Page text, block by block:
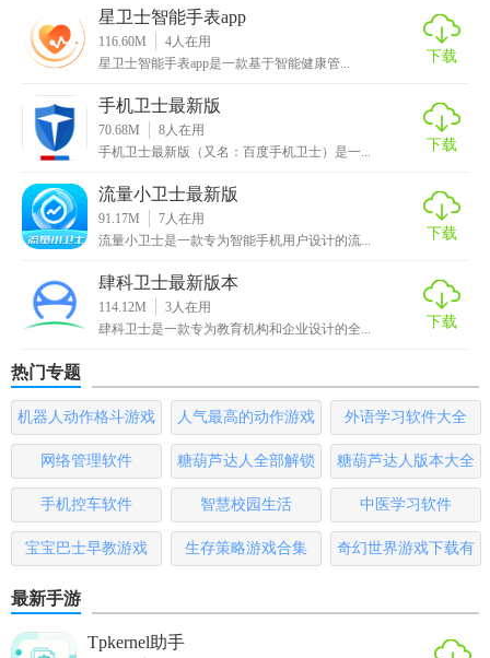
健康数据】
记录步数
、消耗、心率、睡眠、血氧饱和度、经期跟踪等数
【星卫士最新版亮点】
1.健康记录、既往病史、医疗案例和检查报告
2.健康监测、健康需求分析、健康咨询和访谈、制定体检计
3.健康评估、危险因素识别、健康风险评估和健康趋势分析。
1.实时获取最全面的健康服务，及时在线获取最全面的健康信
息。
2.享受不同的健康服务信息，及时在线查询各类服务。
3.用户将更高效地查看最全面的健康信息，更快地了解最全面
的健康服务。
星卫士智能手表app
116.60M 4人在用
星卫士智能手表app是一款基于智能健康管...
下载
手机卫士最新版
70.68M 8人在用
手机卫士最新版（又名：百度手机卫士）是一...
下载
流量小卫士最新版
91.17M 7人在用
流量小卫士是一款专为智能手机用户设计的流...
下载
肆科卫士最新版本
114.12M 3人在用
肆科卫士是一款专为教育机构和企业设计的全...
下载
热门专题
机器人动作格斗游戏
大全
人气最高的动作游戏
排行榜
外语学习软件大全
网络管理软件
糖葫芦达人全部解锁
版
糖葫芦达人版本大全
手机控车软件 智慧校园生活 中医学习软件
宝宝巴士早教游戏 生存策略游戏合集
奇幻世界游戏下载有
最新手游
Tpkernel助手